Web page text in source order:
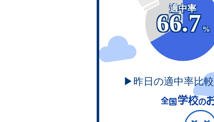
適中率
66.7
%
▶昨日の適中率比較